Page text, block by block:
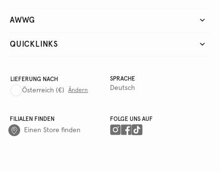
AWWG
QUICKLINKS
LIEFERUNG NACH
Österreich (€) Ändern
SPRACHE
Deutsch
FILIALEN FINDEN
Einen Store finden
FOLGE UNS AUF